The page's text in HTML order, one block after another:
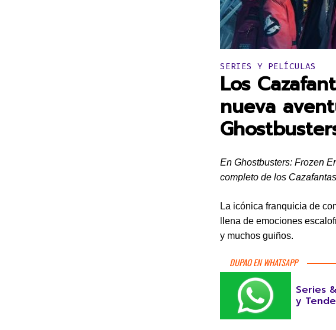
Publicado en:
SERIES Y PELÍCULAS
Los
nueva
En Ghostbusters: Frozen
completo de los
La icónica franquicia de
llena de emociones
y muchos guiños.
DUPAO EN WHATSAPP
Series
y